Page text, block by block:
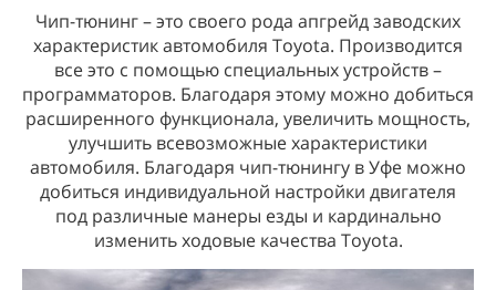
Чип-тюнинг – это своего рода апгрейд заводских
характеристик автомобиля Toyota. Производится
все это с помощью специальных устройств –
программаторов. Благодаря этому можно добиться
расширенного функционала, увеличить мощность,
улучшить всевозможные характеристики
автомобиля. Благодаря чип-тюнингу в Уфе можно
добиться индивидуальной настройки двигателя
под различные манеры езды и кардинально
изменить ходовые качества Toyota.